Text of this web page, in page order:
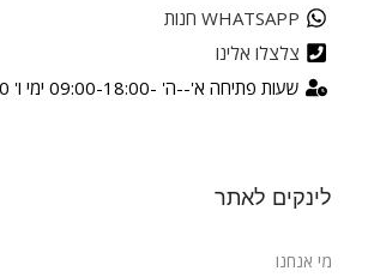
WHATSAPP חנות
צלצלו אלינו
שעות פתיחה א'--ה' -09:00-18:00 ימי ו' 09:00-14:00
לינקים לאתר
מי אנחנו